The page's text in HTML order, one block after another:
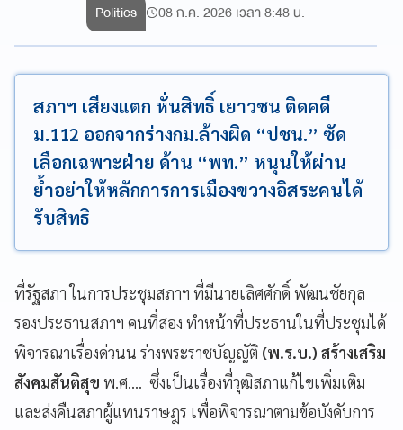
Politics 08 ก.ค. 2026 เวลา 8:48 น.
สภาฯ เสียงแตก หั่นสิทธิ์ เยาวชน ติดคดี
ม.112 ออกจากร่างกม.ล้างผิด “ปชน.” ซัด
เลือกเฉพาะฝ่าย ด้าน “พท.” หนุนให้ผ่าน
ย้ำอย่าให้หลักการการเมืองขวางอิสระคนได้
รับสิทธิ
ที่รัฐสภา ในการประชุมสภาฯ ที่มีนายเลิศศักดิ์ พัฒนชัยกุล
รองประธานสภาฯ คนที่สอง ทำหน้าที่ประธานในที่ประชุมได้
พิจารณาเรื่องด่วนน ร่างพระราชบัญญัติ (พ.ร.บ.) สร้างเสริม
สังคมสันติสุข พ.ศ.... ซึ่งเป็นเรื่องที่วุฒิสภาแก้ไขเพิ่มเติม
และส่งคืนสภาผู้แทนราษฎร เพื่อพิจารณาตามข้อบังคับการ